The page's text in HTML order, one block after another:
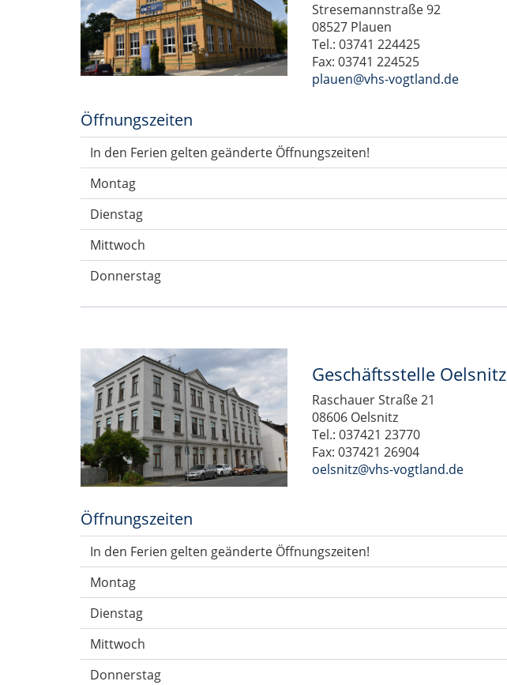
Stresemannstraße 92
08527 Plauen
Tel.: 03741 224425
Fax: 03741 224525
plauen@vhs-vogtland.de
Öffnungszeiten
In den Ferien gelten geänderte Öffnungszeiten!
Montag
Dienstag
Mittwoch
Donnerstag
Geschäftsstelle Oelsnitz
Raschauer Straße 21
08606 Oelsnitz
Tel.: 037421 23770
Fax: 037421 26904
oelsnitz@vhs-vogtland.de
Öffnungszeiten
In den Ferien gelten geänderte Öffnungszeiten!
Montag
Dienstag
Mittwoch
Donnerstag